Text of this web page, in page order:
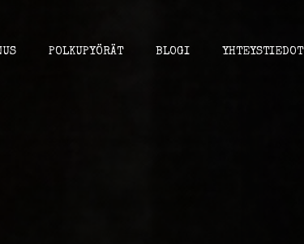
POLKUPYÖRÄT BLOGI YHTEYSTIEDOT